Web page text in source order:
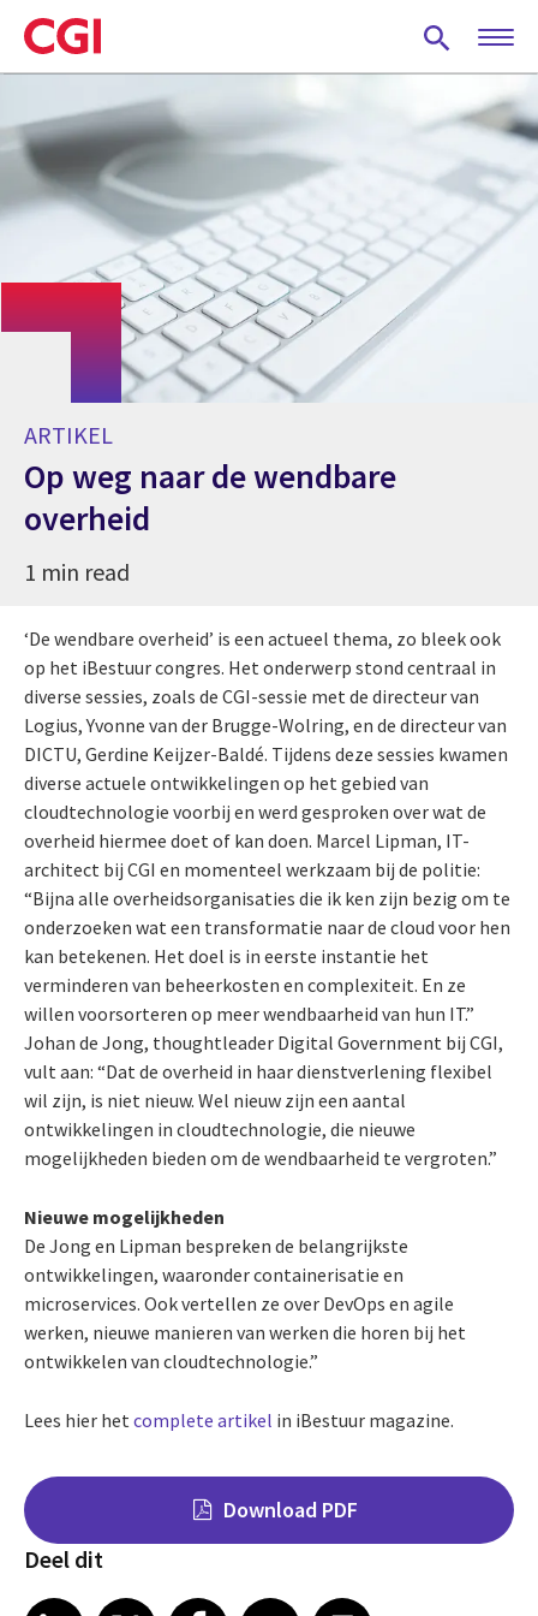
Skip
to
main
ARTIKEL
Op weg naar de wendbare
overheid
1 min read
‘De wendbare overheid’ is een actueel thema, zo bleek ook
op het iBestuur congres. Het onderwerp stond centraal in
diverse sessies, zoals de CGI-sessie met de directeur van
Logius, Yvonne van der Brugge-Wolring, en de directeur van
DICTU, Gerdine Keijzer-Baldé. Tijdens deze sessies kwamen
diverse actuele ontwikkelingen op het gebied van
cloudtechnologie voorbij en werd gesproken over wat de
overheid hiermee doet of kan doen. Marcel Lipman, IT-
architect bij CGI en momenteel werkzaam bij de politie:
“Bijna alle overheidsorganisaties die ik ken zijn bezig om te
onderzoeken wat een transformatie naar de cloud voor hen
kan betekenen. Het doel is in eerste instantie het
verminderen van beheerkosten en complexiteit. En ze
willen voorsorteren op meer wendbaarheid van hun IT.”
Johan de Jong, thoughtleader Digital Government bij CGI,
vult aan: “Dat de overheid in haar dienstverlening flexibel
wil zijn, is niet nieuw. Wel nieuw zijn een aantal
ontwikkelingen in cloudtechnologie, die nieuwe
mogelijkheden bieden om de wendbaarheid te vergroten.”
Nieuwe mogelijkheden
De Jong en Lipman bespreken de belangrijkste
ontwikkelingen, waaronder containerisatie en
microservices. Ook vertellen ze over DevOps en agile
werken, nieuwe manieren van werken die horen bij het
ontwikkelen van cloudtechnologie.”
Lees hier het complete artikel in iBestuur magazine.
Download PDF
Deel dit